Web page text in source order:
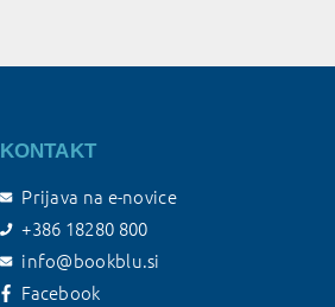
KONTAKT
Prijava na e-novice
+386 18280 800
info@bookblu.si
Facebook